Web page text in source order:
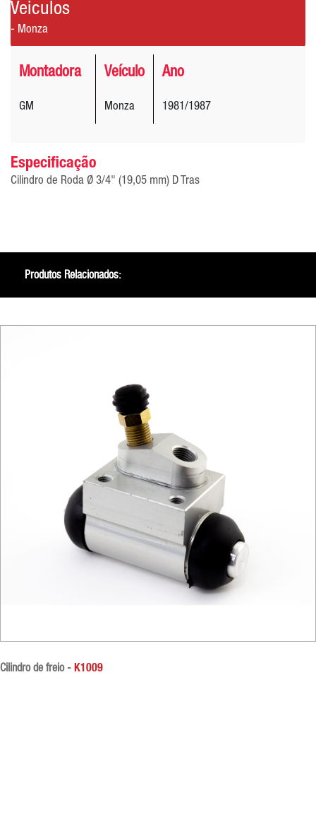
Veiculos
- Monza
Montadora Veículo Ano
GM Monza 1981/1987
Especificação
Cilindro de Roda Ø 3/4" (19,05 mm) D Tras
Produtos Relacionados:
Cilindro de freio - K1009